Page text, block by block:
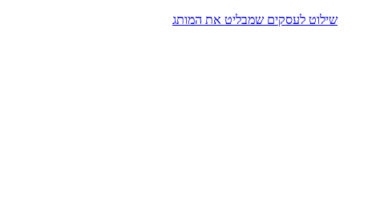
שילוט לעסקים שמבליט את המותג